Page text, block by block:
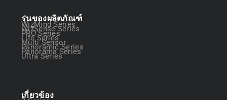
รุ่นของผลิตภัณฑ์
WizMind Series
WizSense Series
PRO Series
Lite Series
Multi Sensor
Panoramic Series
Panorama Series
Ultra Series
เกี่ยวข้อง